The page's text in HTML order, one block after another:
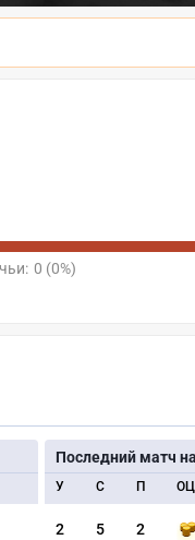
0 (0%)
Последний матч
У С П ОЦ
2 5 2